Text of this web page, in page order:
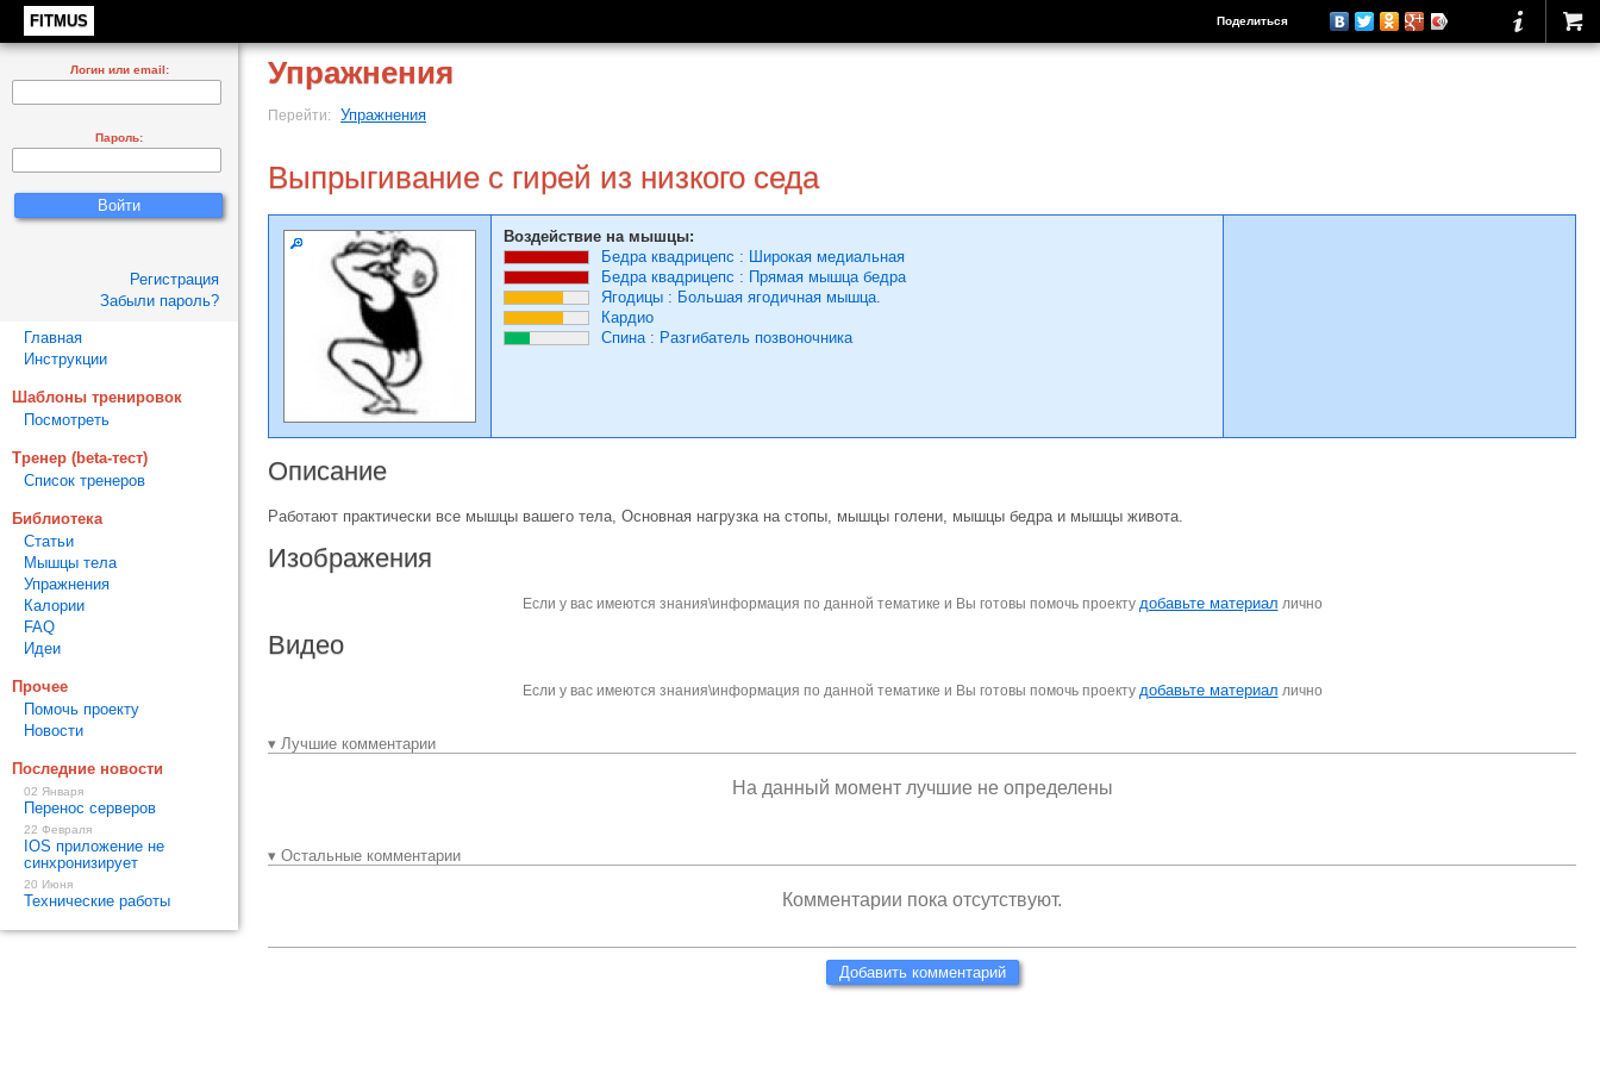
FITMUS Поделиться
Упражнения
Перейти: Упражнения
Выпрыгивание с гирей из низкого седа
Воздействие на мышцы:
Бедра квадрицепс : Широкая медиальная
Бедра квадрицепс : Прямая мышца бедра
Ягодицы : Большая ягодичная мышца.
Кардио
Спина: Разгибатель позвоночника
Описание
Работают практически все мышцы вашего тела, Основная нагрузка на стопы, мышцы голени, мышцы бедра и мышцы живота.
Изображения
Если у вас имеются знания\информация по данной тематике и Вы готовы помочь проекту добавьте материал лично
Видео
Если у вас имеются знания\информация по данной тематике и Вы готовы помочь проекту добавьте материал лично
▾ Лучшие комментарии
На данный момент лучшие не определены
▾ Остальные комментарии
Комментарии пока отсутствуют.
Добавить комментарий
Логин или email:
Пароль:
Регистрация
Забыли пароль?
Главная
Инструкции
Шаблоны тренировок
Посмотреть
Тренер (beta-тест)
Список тренеров
Библиотека
Статьи
Мышцы тела
Упражнения
Калории
FAQ
Идеи
Прочее
Помочь проекту
Новости
Последние новости
02 Января
Перенос серверов
22 Февраля
IOS приложение не
синхронизирует
20 Июня
Технические работы